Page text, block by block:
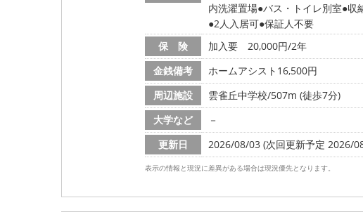
内洗濯置場 バス・トイレ別室 収
2人入居可 保証人不要
保 険
加入要 20,000円/2年
金銭備考
ホームアシスト16,500円
周辺施設
雲雀丘中学校/507m (徒歩7分)
大学など
－
更新日
2026/08/03 (次回更新予定 2026/
表示の情報と現況に差異がある場合は現況優先となります。